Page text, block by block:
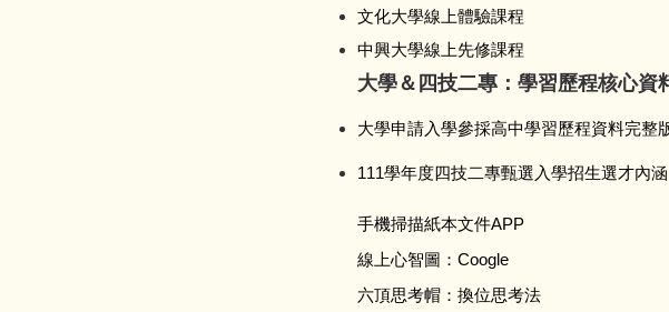
文化大學線上體驗課程
中興大學線上先修課程
大學＆四技二專：學習歷程核心資
大學申請入學參採高中學習歷程資料完整
111學年度四技二專甄選入學招生選才內涵
手機掃描紙本文件APP
線上心智圖：Coogle
六頂思考帽：換位思考法